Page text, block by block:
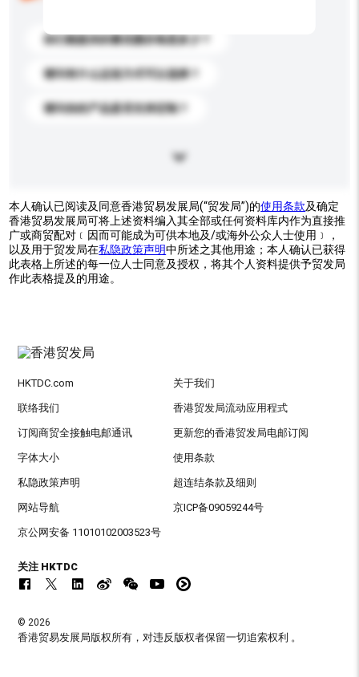
你们能提供的最优惠价格是多少？
请问有什么运送方式可以选择？
请问你的产品是否支持定制？
本人确认已阅读及同意香港贸易发展局(“贸发局”)的使用条款及确定
香港贸易发展局可将上述资料编入其全部或任何资料库内作为直接推
广或商贸配对﹝因而可能成为可供本地及/或海外公众人士使用﹞，
以及用于贸发局在私隐政策声明中所述之其他用途；本人确认已获得
此表格上所述的每一位人士同意及授权，将其个人资料提供予贸发局
作此表格提及的用途。
HKTDC.com 关于我们
联络我们 香港贸发局流动应用程式
订阅商贸全接触电邮通讯 更新您的香港贸发局电邮订阅
字体大小 使用条款
私隐政策声明 超连结条款及细则
网站导航 京ICP备09059244号
京公网安备 11010102003523号
关注 HKTDC
© 2026
香港贸易发展局版权所有，对违反版权者保留一切追索权利 。